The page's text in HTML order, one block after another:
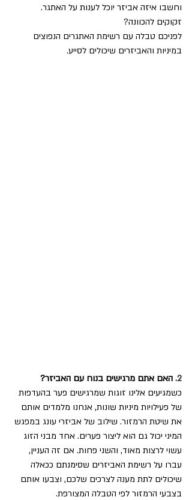
וחשבו איזה אביזר יוכל לענות על האתגר.
זקוקים להכוונה?
לפניכם טבלה עם רשימת האתגרים הנפוצים
במיניות והאביזרים שיכולים לסייע.
2. האם אתם מרגישים בנוח עם האביזר?
כשמגיעים אלינו זוגות שמרגישים פער בהעדפות
של פעילויות מיניות שונות, אנחנו מלמדים אותם
את שיטת הרמזור. שילוב של אביזרי עונג במפגש
המיני יכול גם הוא ליצור פערים. אחד מבני הזוג
עשוי לרצות מאוד, והשני פחות. אם זה העניין,
עברו על רשימת האביזרים שסימנתם ככאלה
שיכולים לתת מענה לצרכים שלכם, וצבעו אותם
בצבעי הרמזור לפי הטבלה המצורפת.